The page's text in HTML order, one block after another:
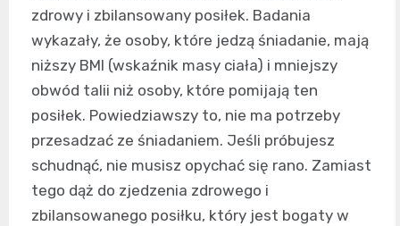
zdrowy i zbilansowany posiłek. Badania
wykazały, że osoby, które jedzą śniadanie, mają
niższy BMI (wskaźnik masy ciała) i mniejszy
obwód talii niż osoby, które pomijają ten
posiłek. Powiedziawszy to, nie ma potrzeby
przesadzać ze śniadaniem. Jeśli próbujesz
schudnąć, nie musisz opychać się rano. Zamiast
tego dąż do zjedzenia zdrowego i
zbilansowanego posiłku, który jest bogaty w